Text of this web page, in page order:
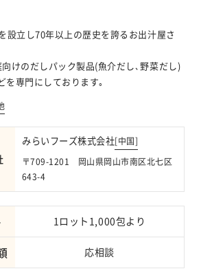
設立し70年以上の歴史を誇るお出汁屋さ
けのだしパック製品(魚介だし､野菜だし)
を専門にしております｡
みらいフーズ株式会社[中国]
〒709-1201 岡山県岡山市南区北七区
643-4
1ロット1,000包より
応相談